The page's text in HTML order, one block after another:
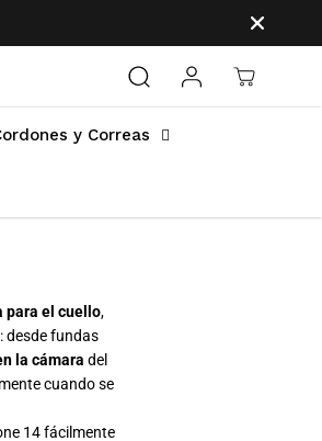
y Correas
para el cuello,
desde fundas
la cámara del
cuando se
14 fácilmente